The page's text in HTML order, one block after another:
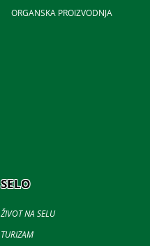
ORGANSKA PROIZVODNJA
SELO
ŽIVOT NA SELU
TURIZAM